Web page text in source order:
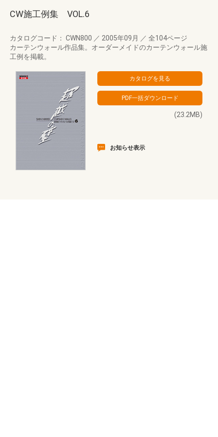
CW施工例集 VOL.6
カタログコード： CWN800 ／ 2005年09月 ／ 全104ページ
カーテンウォール作品集。オーダーメイドのカーテンウォール施
工例を掲載。
(23.2MB)
お知らせ表示